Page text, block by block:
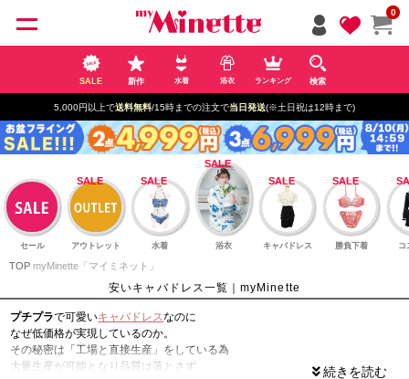
0
SALE 新作 水着 浴衣 ランキング 検索
5,000円以上で送料無料/15時までの注文で当日発送(※土日祝は12時まで)
セール アウトレット 水着 浴衣 キャバドレス 勝負下着 コ
TOP myMinette「マイミネット」
安いキャバドレス一覧｜myMinette
プチプラで可愛いキャバドレスなのに
なぜ低価格が実現しているのか。
その秘密は「工場と直接生産」をしている為
大量生産が可能となり品質は落とさず
ペー
ジト
ップ